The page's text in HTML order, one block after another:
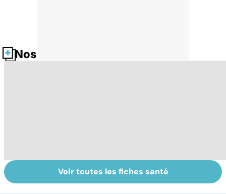
Nos fiches santé
Tout savoir sur le
vitiligo
Prurit,
démangeaisons :
Voir toutes les fiches santé